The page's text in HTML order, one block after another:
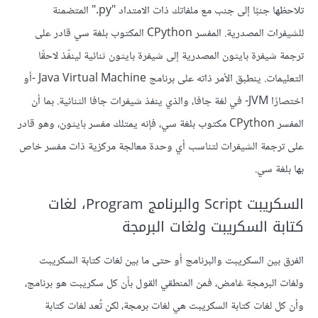
تلاحظها جنبًا إلى جنب مع ملفاتك ذات الامتداد "py." المتضمنة
للشيفرات المصدرية. المفسر CPython المكتوب بلغة سي قادر على
ترجمة شيفرة بايثون المصدرية إلى شيفرة بايثون ثنائية لينفّذ لاحقًا
التعليمات. ينطبق الأمر ذاته على برنامج Java Virtual Machine -أو
اختصارًا JVM- في لغة جافا، والذي ينفذ شيفرات جافا الثنائية. بما أن
المفسر CPython مكتوب بلغة سي، فإنه يمتلك مفسر بايثون، وهو قادر
على ترجمة الشيفرات لتناسب أي وحدة معالجة مركزية ذات مفسر خاص
بها بلغة سي.
السكريبت Script والبرنامج Program، لغات
كتابة السكريبت ولغات البرمجة
الفرق بين السكريبت والبرنامج أو حتى ما بين لغات كتابة السكريبت
ولغات البرمجة غامض، فمن المنطقي القول بأن كل سكريبت هو برنامج،
وأن كل لغات كتابة السكريبت هي لغات برمجة، لكن تُعد لغات كتابة